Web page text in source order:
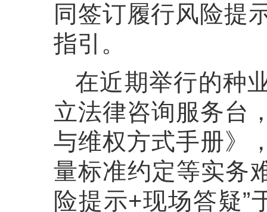
同签订履行风险提
指引。
在近期举行的种
立法律咨询服务台
与维权方式手册》
量标准约定等实务
险提示+现场答疑”